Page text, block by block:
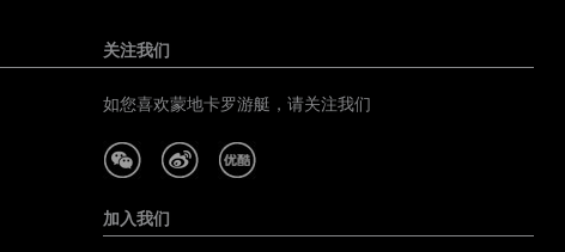
关注我们
如您喜欢蒙地卡罗游艇，请关注我们
加入我们